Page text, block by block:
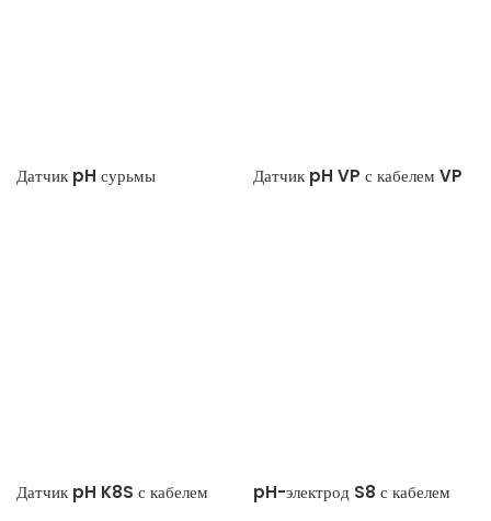
Датчик pH сурьмы Датчик pH VP с кабелем VP
Датчик pH K8S с кабелем
pH-электрод S8 с кабелем